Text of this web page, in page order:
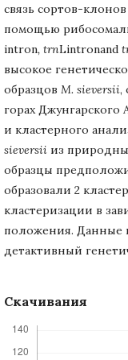
связь сортов-
помощью
intron, trnLintronand
высокое
образцов M. sieversii,
горах Джунгарского
и кластерного
sieversii из
образцы
образовали 2
кластеризации в
положения. Данные
детактивный
Скачивания